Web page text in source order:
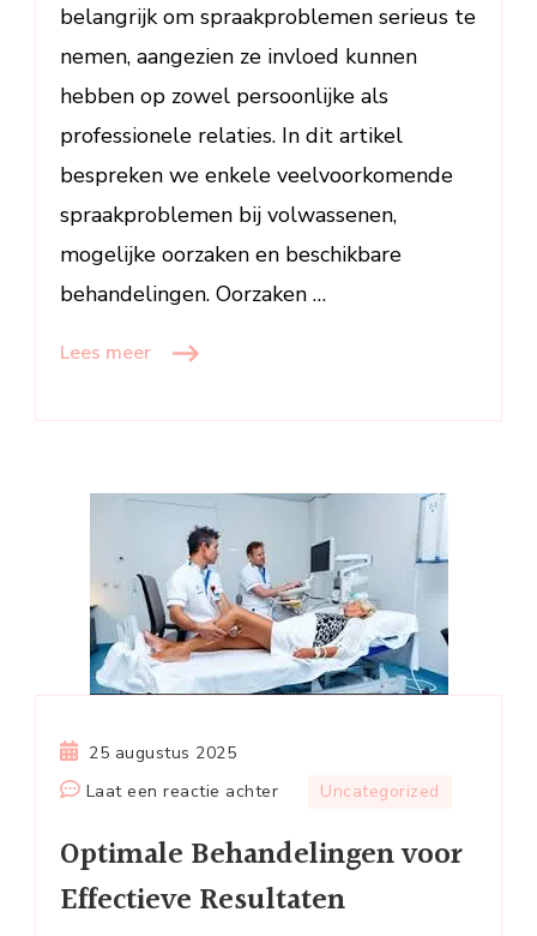
belangrijk om spraakproblemen serieus te
nemen, aangezien ze invloed kunnen
hebben op zowel persoonlijke als
professionele relaties. In dit artikel
bespreken we enkele veelvoorkomende
spraakproblemen bij volwassenen,
mogelijke oorzaken en beschikbare
behandelingen. Oorzaken …
Lees meer
25 augustus 2025
Laat een reactie achterop
Behandelingen
voor
Effectieve
Uncategorized
Optimale Behandelingen voor
Effectieve Resultaten